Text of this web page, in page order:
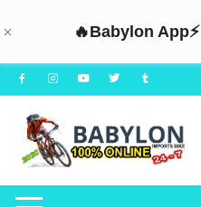
🔥Babylon App⚡
Saltar
al
contenido